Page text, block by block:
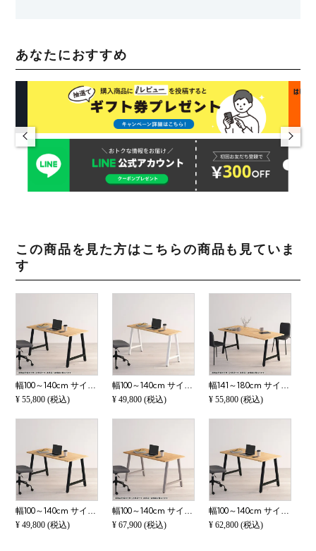
あなたにおすすめ
この商品を見た方はこちらの商品も見ていま
す
¥ 55,800 (税込)
¥ 49,800 (税込)
¥ 55,800 (税込)
¥ 49,800 (税込)
¥ 67,900 (税込)
¥ 62,800 (税込)